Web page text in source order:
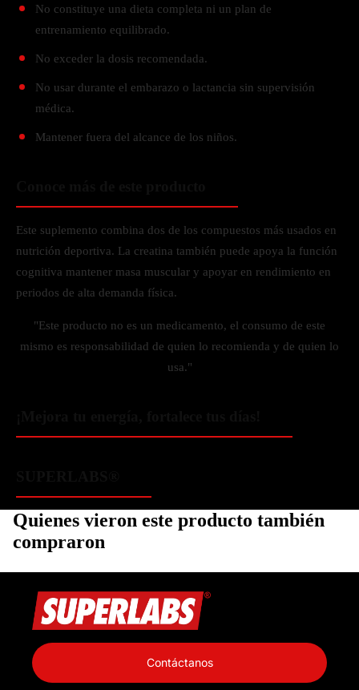
No constituye una dieta completa ni un plan de
entrenamiento equilibrado.
No exceder la dosis recomendada.
No usar durante el embarazo o lactancia sin supervisión
médica.
Mantener fuera del alcance de los niños.
Este suplemento combina dos de los compuestos más usados en
nutrición deportiva. La creatina también puede apoya la función
cognitiva mantener masa muscular y apoyar en rendimiento en
periodos de alta demanda física.
"Este producto no es un medicamento, el consumo de este
mismo es responsabilidad de quien lo recomienda y de quien lo
usa."
Quienes vieron este producto también
compraron
Contáctanos
Información de contacto
Política de reembolso